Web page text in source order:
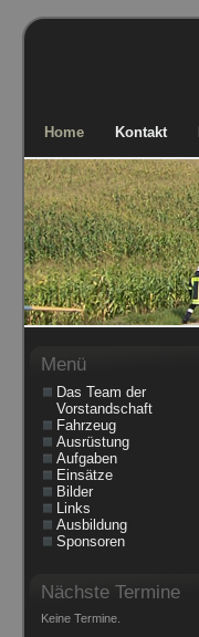
Home Kontakt
Menü
Das Team der
Vorstandschaft
Fahrzeug
Ausrüstung
Aufgaben
Einsätze
Bilder
Links
Ausbildung
Sponsoren
Nächste Termine
Keine Termine.